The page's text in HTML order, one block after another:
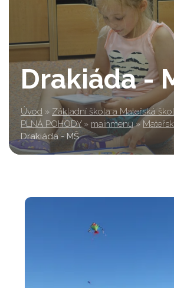
Drakiáda -
Úvod » Základní škola a Mateřská
PLNÁ POHODY » mainmenu »
Drakiáda - MŠ